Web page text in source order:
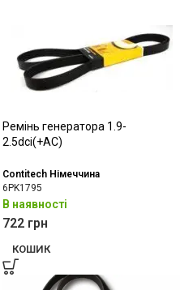
Ремінь генератора 1.9-
2.5dci(+АС)
Contitech Німеччина
6PK1795
В наявності
722 грн
КОШИК